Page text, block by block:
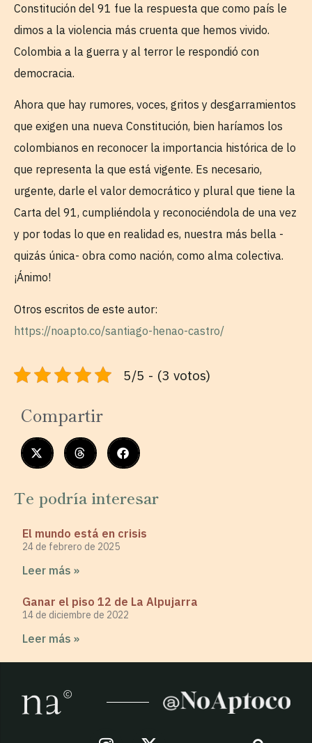
Constitución del 91 fue la respuesta que como país le
dimos a la violencia más cruenta que hemos vivido.
Colombia a la guerra y al terror le respondió con
democracia.
Ahora que hay rumores, voces, gritos y desgarramientos
que exigen una nueva Constitución, bien haríamos los
colombianos en reconocer la importancia histórica de lo
que representa la que está vigente. Es necesario,
urgente, darle el valor democrático y plural que tiene la
Carta del 91, cumpliéndola y reconociéndola de una vez
y por todas lo que en realidad es, nuestra más bella -
quizás única- obra como nación, como alma colectiva.
¡Ánimo!
Otros escritos de este autor:
https://noapto.co/santiago-henao-castro/
5/5 - (3 votos)
Compartir
Te podría interesar
El mundo está en crisis
24 de febrero de 2025
Leer más »
Ganar el piso 12 de La Alpujarra
14 de diciembre de 2022
Leer más »